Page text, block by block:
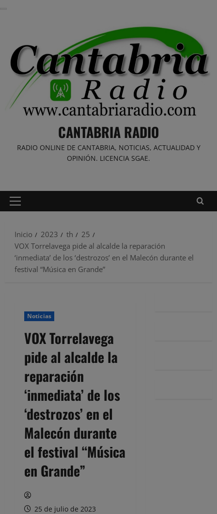
CANTABRIA RADIO
RADIO ONLINE DE CANTABRIA, NOTICIAS, ACTUALIDAD Y
OPINIÓN. LICENCIA SGAE.
Menú
Inicio
2023 th
25
VOX Torrelavega pide al alcalde la reparación
‘inmediata’ de los ‘destrozos’ en el Malecón durante el
festival “Música en Grande”
Noticias
VOX Torrelavega
pide al alcalde la
reparación
‘inmediata’ de los
‘destrozos’ en el
Malecón durante
el festival “Música
en Grande”
25 de julio de 2023